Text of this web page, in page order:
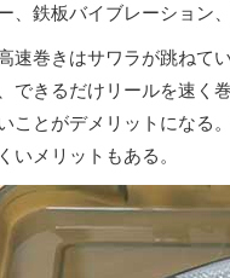
、鉄板バイブレーション
速巻きはサワラが跳ねて
できるだけリールを速く
ことがデメリットになる
いメリットもある。